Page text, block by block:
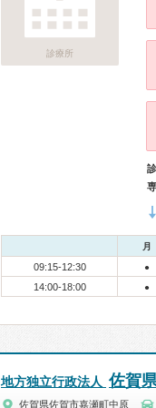
診療所
月
09:15-12:30 ●
14:00-18:00
●
地方独立行政法人 佐賀
佐賀県佐賀市嘉瀬町中原